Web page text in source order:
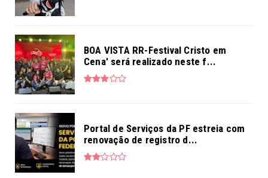
BOA VISTA RR-Festival Cristo em
Cena' será realizado neste f...
Portal de Serviços da PF estreia com
renovação de registro d...